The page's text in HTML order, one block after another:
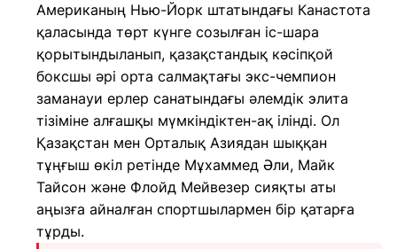
Американың Нью-Йорк штатындағы Канастота
қаласында төрт күнге созылған іс-шара
қорытындыланып, қазақстандық кәсіпқой
боксшы әрі орта салмақтағы экс-чемпион
заманауи ерлер санатындағы әлемдік элита
тізіміне алғашқы мүмкіндіктен-ақ ілінді. Ол
Қазақстан мен Орталық Азиядан шыққан
тұңғыш өкіл ретінде Мұхаммед Әли, Майк
Тайсон және Флойд Мейвезер сияқты аты
аңызға айналған спортшылармен бір қатарға
тұрды.